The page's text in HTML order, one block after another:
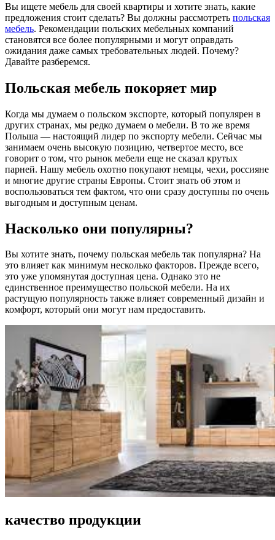
Вы ищете мебель для своей квартиры и хотите знать, какие
предложения стоит сделать? Вы должны рассмотреть польская
мебель. Рекомендации польских мебельных компаний
становятся все более популярными и могут оправдать
ожидания даже самых требовательных людей. Почему?
Давайте разберемся.
Польская мебель покоряет мир
Когда мы думаем о польском экспорте, который популярен в
других странах, мы редко думаем о мебели. В то же время
Польша — настоящий лидер по экспорту мебели. Сейчас мы
занимаем очень высокую позицию, четвертое место, все
говорит о том, что рынок мебели еще не сказал крутых
парней. Нашу мебель охотно покупают немцы, чехи, россияне
и многие другие страны Европы. Стоит знать об этом и
воспользоваться тем фактом, что они сразу доступны по очень
выгодным и доступным ценам.
Насколько они популярны?
Вы хотите знать, почему польская мебель так популярна? На
это влияет как минимум несколько факторов. Прежде всего,
это уже упомянутая доступная цена. Однако это не
единственное преимущество польской мебели. На их
растущую популярность также влияет современный дизайн и
комфорт, который они могут нам предоставить.
качество продукции